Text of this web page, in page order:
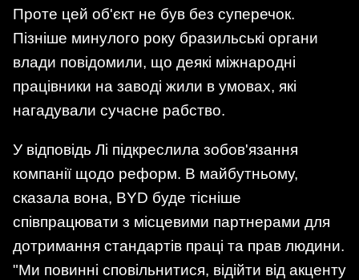
Проте цей об'єкт не був без суперечок.
Пізніше минулого року бразильські органи
влади повідомили, що деякі міжнародні
працівники на заводі жили в умовах, які
нагадували сучасне рабство.
У відповідь Лі підкреслила зобов'язання
компанії щодо реформ. В майбутньому,
сказала вона, BYD буде тісніше
співпрацювати з місцевими партнерами для
дотримання стандартів праці та прав людини.
"Ми повинні сповільнитися, відійти від акценту